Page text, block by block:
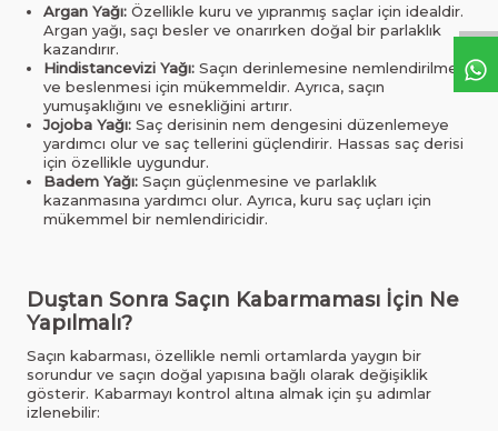
Argan Yağı: Özellikle kuru ve yıpranmış saçlar için idealdir.
Argan yağı, saçı besler ve onarırken doğal bir parlaklık
kazandırır.
Hindistancevizi Yağı: Saçın derinlemesine nemlendirilmesi
ve beslenmesi için mükemmeldir. Ayrıca, saçın
yumuşaklığını ve esnekliğini artırır.
Jojoba Yağı: Saç derisinin nem dengesini düzenlemeye
yardımcı olur ve saç tellerini güçlendirir. Hassas saç derisi
için özellikle uygundur.
Badem Yağı: Saçın güçlenmesine ve parlaklık
kazanmasına yardımcı olur. Ayrıca, kuru saç uçları için
mükemmel bir nemlendiricidir.
Duştan Sonra Saçın Kabarmaması İçin Ne
Yapılmalı?
Saçın kabarması, özellikle nemli ortamlarda yaygın bir
sorundur ve saçın doğal yapısına bağlı olarak değişiklik
gösterir. Kabarmayı kontrol altına almak için şu adımlar
izlenebilir: